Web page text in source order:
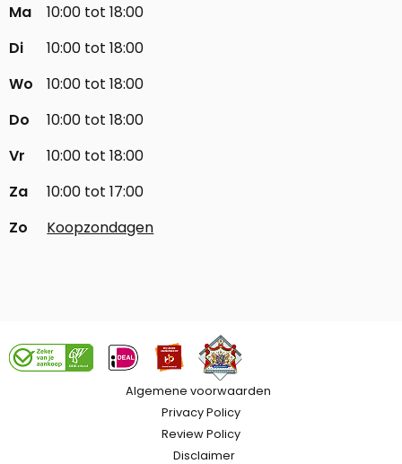
Ma
10:00 tot 18:00
Di
10:00 tot 18:00
Wo
10:00 tot 18:00
Do
10:00 tot 18:00
Vr
10:00 tot 18:00
Za
10:00 tot 17:00
Zo
Koopzondagen
Algemene voorwaarden
Privacy Policy
Review Policy
Disclaimer